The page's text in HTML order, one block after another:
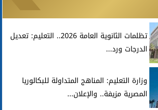
تظلمات الثانوية العامة 2026.. التعليم: تعديل
الدرجات ورد...
وزارة التعليم: المناهج المتداولة للبكالوريا
المصرية مزيفة.. والإعلان...